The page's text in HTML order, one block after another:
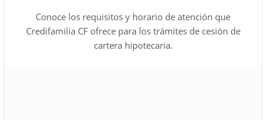
Conoce los requisitos y horario de atención que
Credifamilia CF ofrece para los trámites de cesión de
cartera hipotecaria.